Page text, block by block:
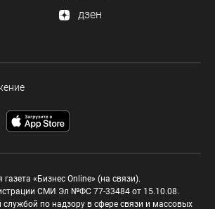
дзен
«Бизнес Online» (на связи).
СМИ Эл №ФС 77-33484 от 15.10.08.
по надзору в сфере связи и массовых